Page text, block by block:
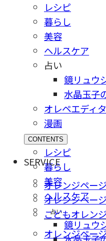
レシピ
暮らし
美容
ヘルスケア
占い
鏡リュウ
水晶玉子
オレペエディ
漫画
CONTENTS
レシピ
暮らし
美容
ヘルスケア
占い
鏡リュウ
SERVICE
オレンジペー
オレンジペー
こどもオレン
オレンジペー